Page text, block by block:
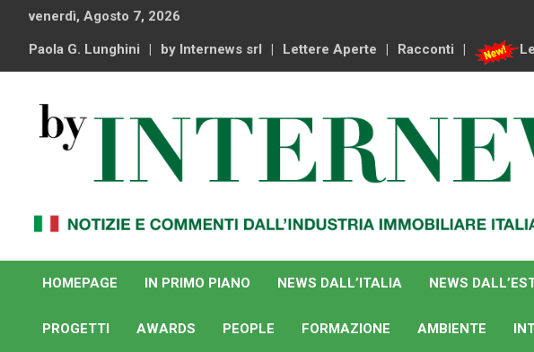
content
venerdì, Agosto 7, 2026
Paola G. Lunghini by Internews srl Lettere Aperte Racconti
By Internews
internazionale
HOMEPAGE
IN PRIMO PIANO NEWS DALL’ITALIA NEWS
PROGETTI AWARDS PEOPLE FORMAZIONE AMBIENTE